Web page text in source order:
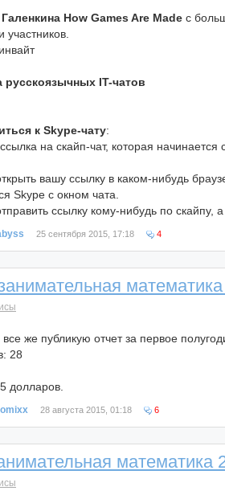
How Games Are Made с
участников.
русскоязычных IT-чатов
к Skype-чату:
на скайп-чат, которая
вашу ссылку в каком-нибудь
Skype с окном чата.
ссылку кому-нибудь по скайпу,
25 сентября 2015, 17:18 4
же публикую отчет за первое
28
долларов.
28 августа 2015, 01:18 6
математика